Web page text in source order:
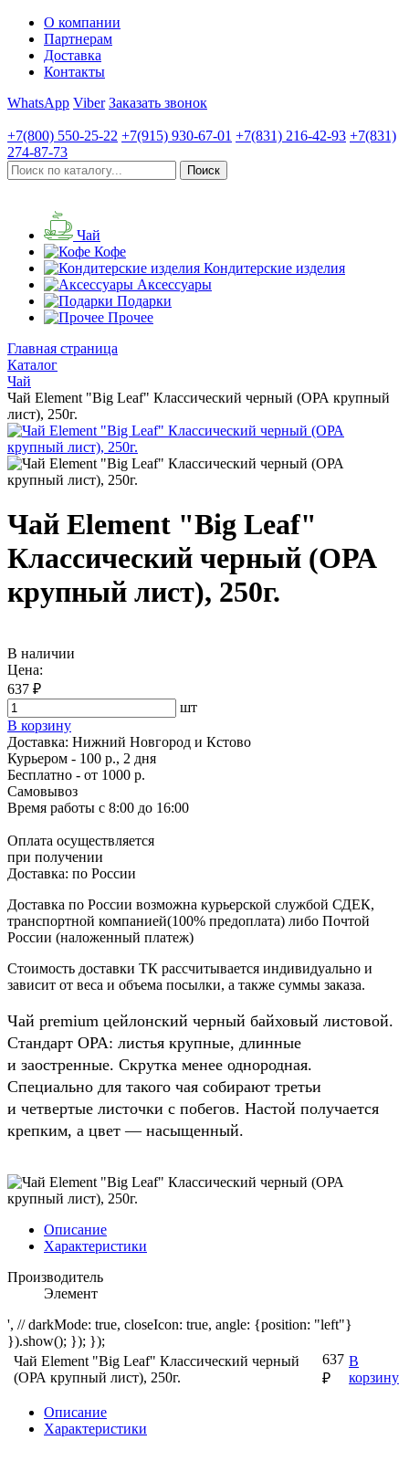
О компании
Партнерам
Доставка
Контакты
WhatsApp Viber Заказать звонок
+7(800) 550-25-22 +7(915) 930-67-01 +7(831) 216-42-93 +7(831)
274-87-73
Чай
Кофе
Кондитерские изделия
Аксессуары
Подарки
Прочее
Главная страница
Каталог
Чай
Чай Element "Big Leaf" Классический черный (ОРА крупный
лист), 250г.
Чай Element "Big Leaf"
Классический черный (ОРА
крупный лист), 250г.
В наличии
Цена:
637 ₽
шт
В корзину
Доставка: Нижний Новгород и Кстово
Курьером - 100 р., 2 дня
Бесплатно - от 1000 р.
Самовывоз
Время работы с 8:00 до 16:00
Оплата осуществляется
при получении
Доставка: по России
Доставка по России возможна курьерской службой СДЕК,
транспортной компанией(100% предоплата) либо Почтой
России (наложенный платеж)
Стоимость доставки ТК рассчитывается индивидуально и
зависит от веса и объема посылки, а также суммы заказа.
Чай premium цейлонский черный байховый листовой.
Стандарт OPA: листья крупные, длинные
и заостренные. Скрутка менее однородная.
Специально для такого чая собирают третьи
и четвертые листочки с побегов. Настой получается
крепким, а цвет — насыщенный.
Описание
Характеристики
Производитель
Элемент
', // darkMode: true, closeIcon: true, angle: {position: "left"}
}).show(); }); });
Чай Element "Big Leaf" Классический черный
(ОРА крупный лист), 250г.
637
₽
В
корзину
Описание
Характеристики